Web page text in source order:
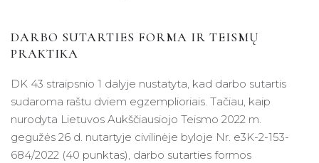
DARBO SUTARTIES FORMA IR TEISMŲ
PRAKTIKA
DK 43 straipsnio 1 dalyje nustatyta, kad darbo sutartis
sudaroma raštu dviem egzemplioriais. Tačiau, kaip
nurodyta Lietuvos Aukščiausiojo Teismo 2022 m.
gegužės 26 d. nutartyje civilinėje byloje Nr. e3K-2-153-
684/2022 (40 punktas), darbo sutarties formos